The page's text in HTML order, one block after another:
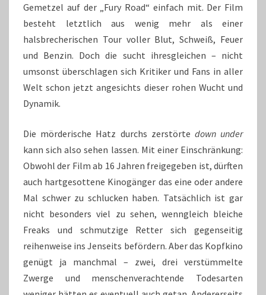
Gemetzel auf der „Fury Road“ einfach mit. Der Film
besteht letztlich aus wenig mehr als einer
halsbrecherischen Tour voller Blut, Schweiß, Feuer
und Benzin. Doch die sucht ihresgleichen – nicht
umsonst überschlagen sich Kritiker und Fans in aller
Welt schon jetzt angesichts dieser rohen Wucht und
Dynamik.
Die mörderische Hatz durchs zerstörte down under
kann sich also sehen lassen. Mit einer Einschränkung:
Obwohl der Film ab 16 Jahren freigegeben ist, dürften
auch hartgesottene Kinogänger das eine oder andere
Mal schwer zu schlucken haben. Tatsächlich ist gar
nicht besonders viel zu sehen, wenngleich bleiche
Freaks und schmutzige Retter sich gegenseitig
reihenweise ins Jenseits befördern. Aber das Kopfkino
genügt ja manchmal – zwei, drei verstümmelte
Zwerge und menschenverachtende Todesarten